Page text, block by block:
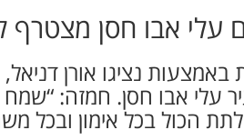
עלי אבו חסן מצטרף
נציגו אורן
עלי אבו חסן. חמזה: “שמח
הכול בכל אימון ובכל